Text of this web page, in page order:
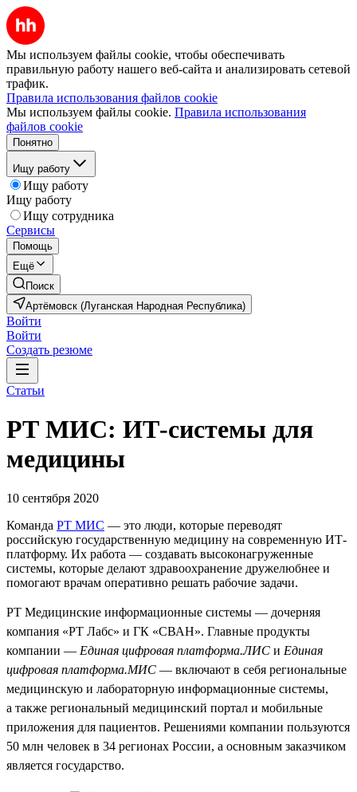
Мы используем файлы cookie, чтобы обеспечивать
правильную работу нашего веб-сайта и анализировать сетевой
трафик.
Правила использования файлов cookie
Мы используем файлы cookie. Правила использования
файлов cookie
Понятно
Ищу работу
Ищу работу
Ищу работу
Ищу сотрудника
Сервисы
Помощь
Ещё
Поиск
Артёмовск (Луганская Народная Республика)
Войти
Войти
Создать резюме
Статьи
РТ МИС: ИТ-системы для
медицины
10 сентября 2020
Команда РТ МИС — это люди, которые переводят
российскую государственную медицину на современную ИТ-
платформу. Их работа — создавать высоконагруженные
системы, которые делают здравоохранение дружелюбнее и
помогают врачам оперативно решать рабочие задачи.
РТ Медицинские информационные системы — дочерняя
компания «РТ Лабс» и ГК «СВАН». Главные продукты
компании — Единая цифровая платформа.ЛИС и Единая
цифровая платформа.МИС — включают в себя региональные
медицинскую и лабораторную информационные системы,
а также региональный медицинский портал и мобильные
приложения для пациентов. Решениями компании пользуются
50 млн человек в 34 регионах России, а основным заказчиком
является государство.